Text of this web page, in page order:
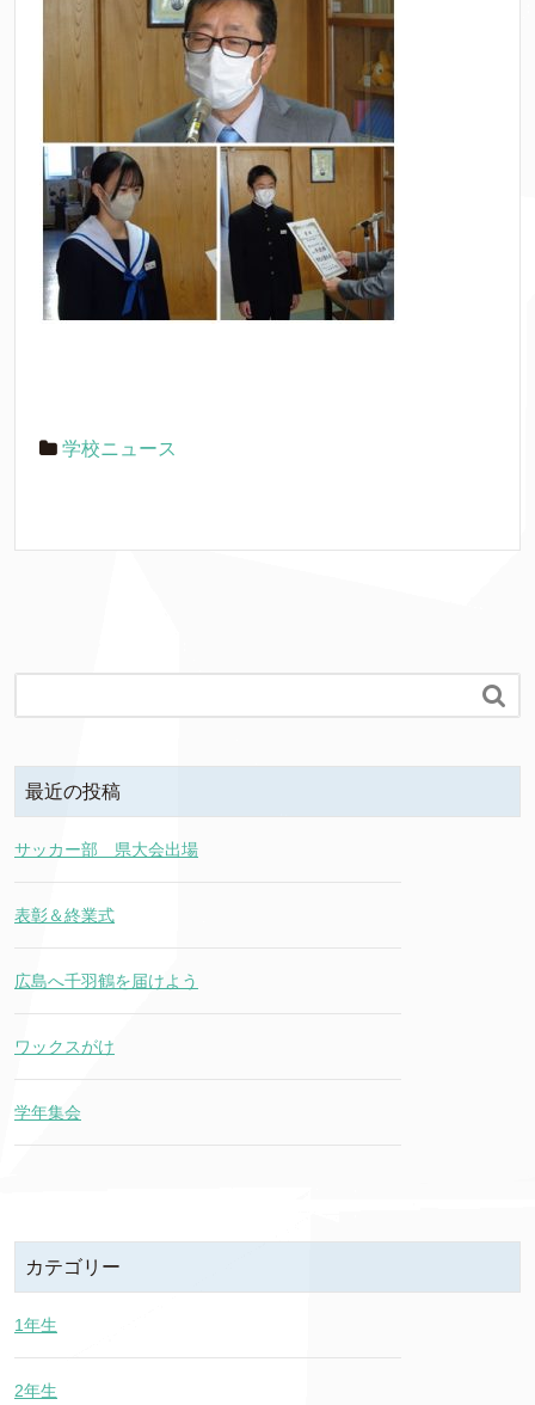
学校ニュース

最近の投稿
サッカー部 県大会出場
表彰＆終業式
広島へ千羽鶴を届けよう
ワックスがけ
学年集会
カテゴリー
1年生
2年生